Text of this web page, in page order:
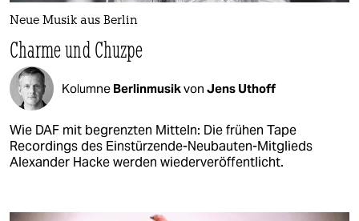
Neue Musik aus Berlin
Charme und Chuzpe
Kolumne Berlinmusikvon Jens Uthoff
Wie DAF mit begrenzten Mitteln: Die frühen Tape
Recordings des Einstürzende-Neubauten-Mitglieds
Alexander Hacke werden wiederveröffentlicht.